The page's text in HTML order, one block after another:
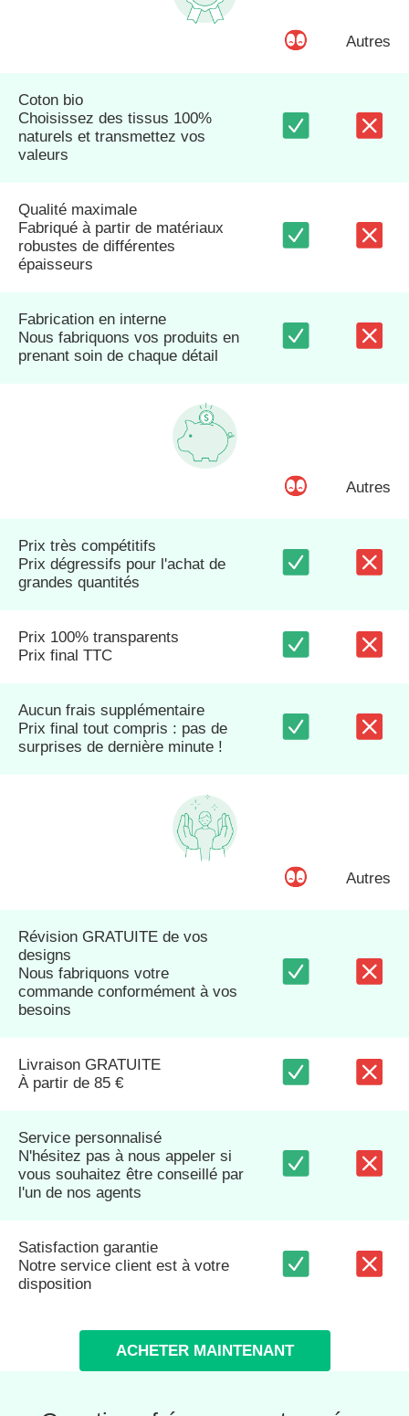
Autres
Coton bio
Choisissez des tissus 100%
naturels et transmettez vos
valeurs
Qualité maximale
Fabriqué à partir de matériaux
robustes de différentes
épaisseurs
Fabrication en interne
Nous fabriquons vos produits en
prenant soin de chaque détail
Autres
Prix très compétitifs
Prix dégressifs pour l'achat de
grandes quantités
Prix 100% transparents
Prix final TTC
Aucun frais supplémentaire
Prix final tout compris : pas de
surprises de dernière minute !
Autres
Révision GRATUITE de vos
designs
Nous fabriquons votre
commande conformément à vos
besoins
Livraison GRATUITE
À partir de 85 €
Service personnalisé
N'hésitez pas à nous appeler si
vous souhaitez être conseillé par
l'un de nos agents
Satisfaction garantie
Notre service client est à votre
disposition
ACHETER MAINTENANT